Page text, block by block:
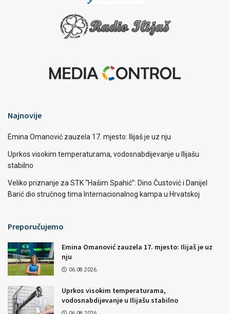
Najnovije
Emina Omanović zauzela 17. mjesto: Ilijaš je uz nju
Uprkos visokim temperaturama, vodosnabdijevanje u Ilijašu
stabilno
Veliko priznanje za STK “Hašim Spahić”: Dino Čustović i Danijel
Barić dio stručnog tima Internacionalnog kampa u Hrvatskoj
Preporučujemo
Emina Omanović zauzela 17. mjesto: Ilijaš je uz
nju
06.08.2026.
Uprkos visokim temperaturama,
vodosnabdijevanje u Ilijašu stabilno